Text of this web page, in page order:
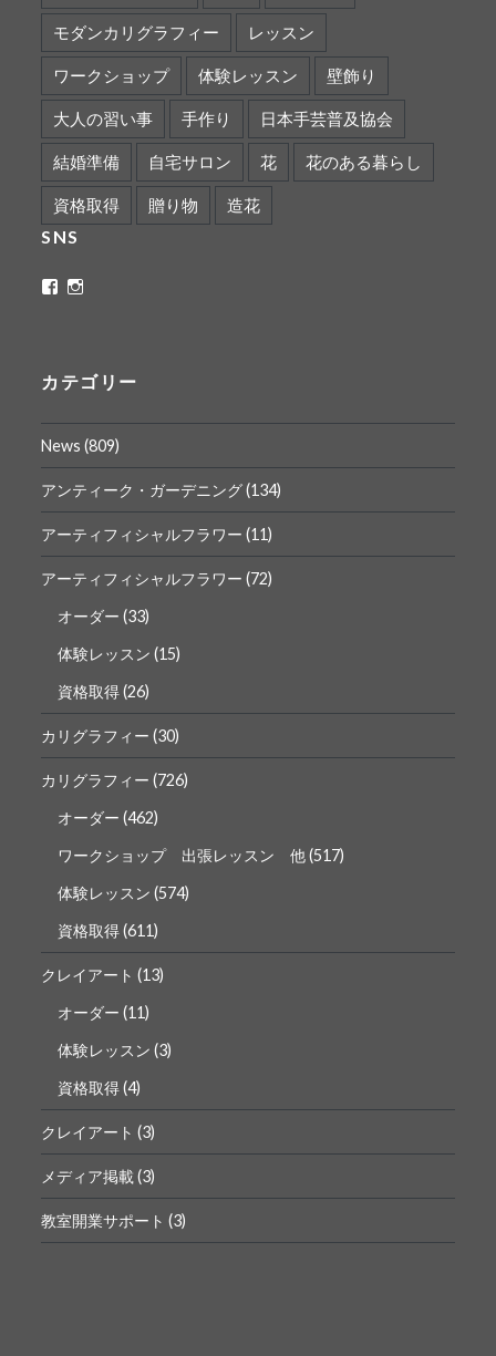
モダンカリグラフィー レッスン
ワークショップ 体験レッスン 壁飾り
大人の習い事 手作り 日本手芸普及協会
結婚準備 自宅サロン 花 花のある暮らし
資格取得 贈り物 造花
SNS
ritaflower.calligraphy
ロ
フ
ー
ル
で
表
示
ロ
フ
ー
ル
で
表
示
カテゴリー
News (809)
アンティーク・ガーデニング(134)
アーティフィシャルフラワー (11)
アーティフィシャルフラワー (72)
オーダー (33)
体験レッスン (15)
資格取得(26)
カリグラフィー (30)
カリグラフィー (726)
オーダー (462)
ワークショップ 出張レッスン 他(517)
体験レッスン (574)
資格取得(611)
クレイアート (13)
オーダー (11)
体験レッスン (3)
資格取得(4)
クレイアート (3)
メディア掲載 (3)
教室開業サポート (3)